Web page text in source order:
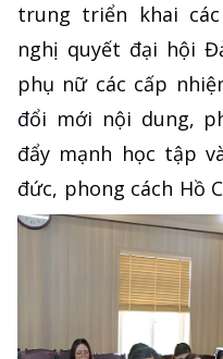
trung triển khai
nghị quyết đại hội
phụ nữ các cấp
đổi mới nội dung,
đẩy mạnh học tập
đức, phong cách Hồ